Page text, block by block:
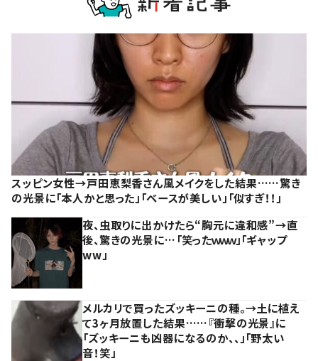
スッピン女性→戸田恵梨香さん風メイクをした結果……驚き
の光景に「本人かと思った」「ベースが美しい」「似すぎ！！」
夜、虫取りに出かけたら“胸元に違和感”→直
後、驚きの光景に…「笑ったｗｗｗ」「ギャップ
ww」
メルカリで買ったズッキーニの種。→土に植え
て3ヶ月放置した結果……『衝撃の光景』に
「ズッキーニも凶器になるのか、、」「野太い
音！笑」